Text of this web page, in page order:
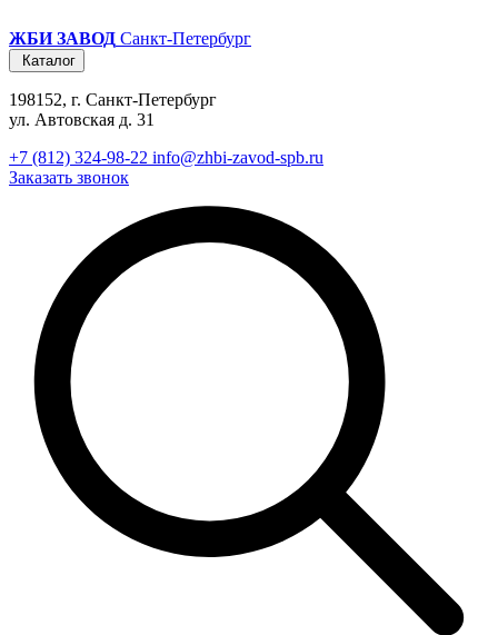
ЖБИ ЗАВОД Санкт-Петербург
Каталог
198152, г. Санкт-Петербург
ул. Автовская д. 31
+7 (812) 324-98-22 info@zhbi-zavod-spb.ru
Заказать звонок